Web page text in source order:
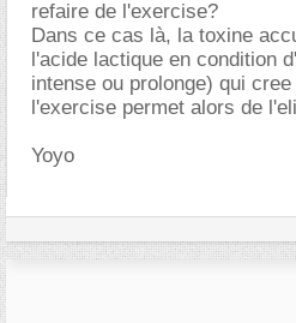
refaire de l'exercise?
Dans ce cas là, la toxine
l'acide lactique en condition
intense ou prolonge) qui
l'exercise permet alors de
Yoyo